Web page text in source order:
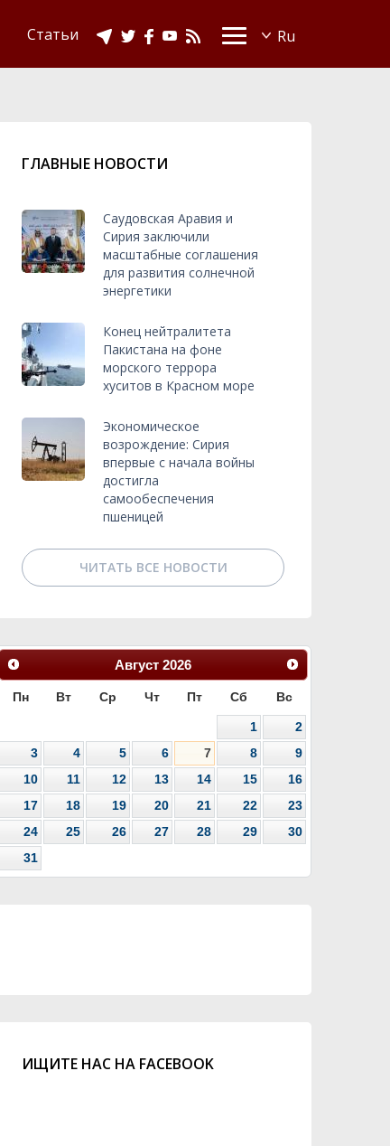
Статьи
ГЛАВНЫЕ НОВОСТИ
Саудовская Аравия и
Сирия заключили
масштабные соглашения
для развития солнечной
энергетики
Конец нейтралитета
Пакистана на фоне
морского террора
хуситов в Красном море
Экономическое
возрождение: Сирия
впервые с начала войны
достигла
самообеспечения
пшеницей
ЧИТАТЬ ВСЕ НОВОСТИ
Август 2026
Пн Вт Ср Чт Пт Сб Вс
1
2
3
4 5 6 7 8
9
10
11 12 13 14 15
16
17
18 19 20 21 22
23
24
25 26 27 28 29
30
31
ИЩИТЕ НАС НА FACEBOOK